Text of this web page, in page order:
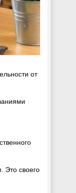
от
Это своего